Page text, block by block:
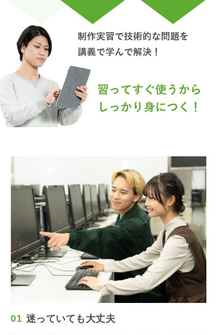
01 迷っていても大丈夫